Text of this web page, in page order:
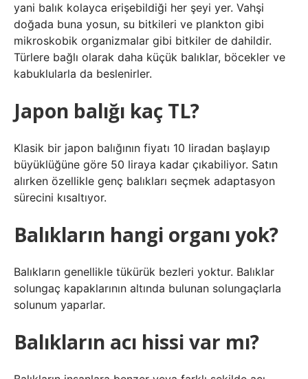
yani balık kolayca erişebildiği her şeyi yer. Vahşi
doğada buna yosun, su bitkileri ve plankton gibi
mikroskobik organizmalar gibi bitkiler de dahildir.
Türlere bağlı olarak daha küçük balıklar, böcekler ve
kabuklularla da beslenirler.
Japon balığı kaç TL?
Klasik bir japon balığının fiyatı 10 liradan başlayıp
büyüklüğüne göre 50 liraya kadar çıkabiliyor. Satın
alırken özellikle genç balıkları seçmek adaptasyon
sürecini kısaltıyor.
Balıkların hangi organı yok?
Balıkların genellikle tükürük bezleri yoktur. Balıklar
solungaç kapaklarının altında bulunan solungaçlarla
solunum yaparlar.
Balıkların acı hissi var mı?